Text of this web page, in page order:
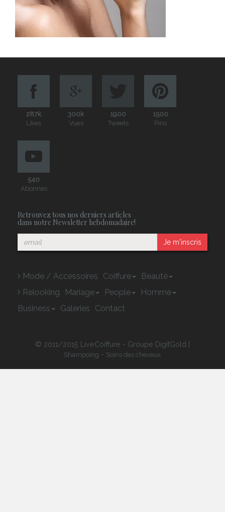
287k
Likes
300k
Vues
1900
Tweets
1500
Pins
540
Abonnés
Retrouvez tous nos derniers articles
dans notre Newsletter hebdomadaire!
Je m'inscris
Mode / Accessoires Coiffure
Beauté
Relooking
Mariage People
Homme
Business
Galeries Contact
© 2011/2015 LiveCoiffure - Groupe DigitGold |
Shampoing - Soins des cheveux